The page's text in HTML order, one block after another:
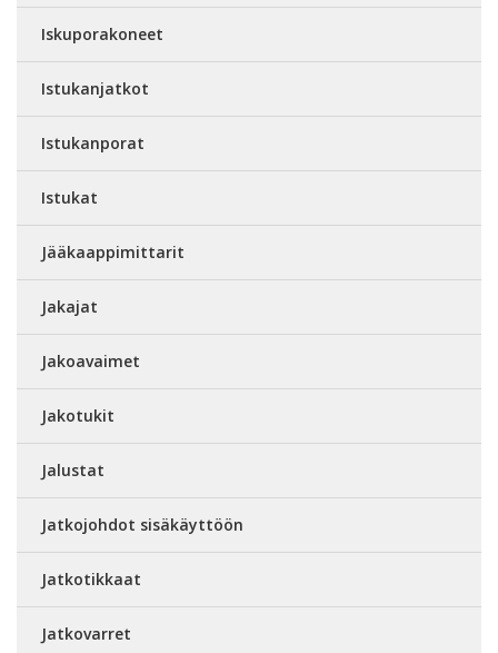
Iskuporakoneet
Istukanjatkot
Istukanporat
Istukat
Jääkaappimittarit
Jakajat
Jakoavaimet
Jakotukit
Jalustat
Jatkojohdot sisäkäyttöön
Jatkotikkaat
Jatkovarret